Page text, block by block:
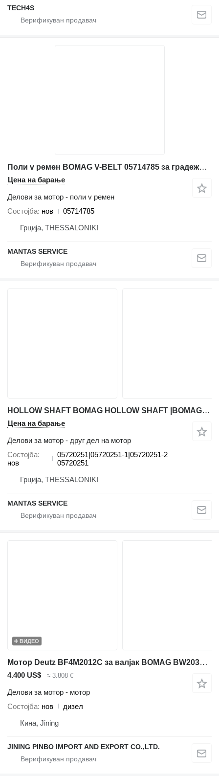
TECH4S
Поли v ремен BOMAG V-BELT 05714785 за градежни машини BOMAG
Цена на барање
Делови за мотор - поли v ремен
Состојба нов
05714785
Грција, THESSALONIKI
MANTAS SERVICE
HOLLOW SHAFT BOMAG HOLLOW SHAFT |BOMAG HOLLOW SHAFT |BOMAG HOLLOW SHAFT 05720251|05720251-1|05720251-2 за градежни машини BOMAG
Цена на барање
Делови за мотор - друг дел на мотор
Состојба
нов
05720251|05720251-1|05720251-2
05720251
Грција, THESSALONIKI
MANTAS SERVICE
ВИДЕО
Мотор Deutz BF4M2012C за валјак BOMAG BW203AD-4 BW212
4.400 US$ ≈ 3.808 €
Делови за мотор - мотор
Состојба нов
дизел
Кина, Jining
JINING PINBO IMPORT AND EXPORT CO.,LTD.